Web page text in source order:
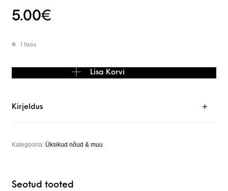
5.00€
1 laos
Kasutatud koorekann. kogus
Lisa Korvi
Kirjeldus
Kategooria: Üksikud nõud & muu
Seotud tooted